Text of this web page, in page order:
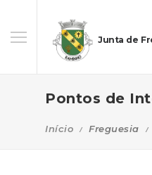
Junta de
Pontos de
Início Freguesia